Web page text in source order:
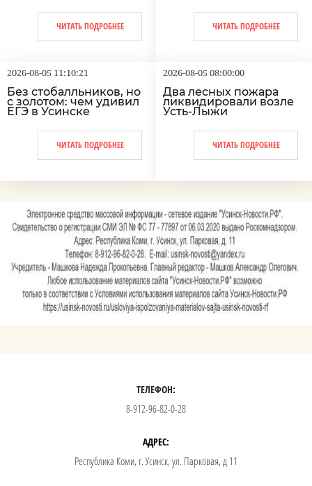
ЧИТАТЬ ПОДРОБНЕЕ ЧИТАТЬ ПОДРОБНЕЕ
2026-08-05 11:10:21
Без стобалльников, но
с золотом: чем удивил
ЕГЭ в Усинске
ЧИТАТЬ ПОДРОБНЕЕ
2026-08-05 08:00:00
Два лесных пожара
ликвидировали возле
Усть-Лыжи
ЧИТАТЬ ПОДРОБНЕЕ
ТЕЛЕФОН:
8-912-96-82-0-28
АДРЕС:
Республика Коми, г. Усинск, ул. Парковая, д 11